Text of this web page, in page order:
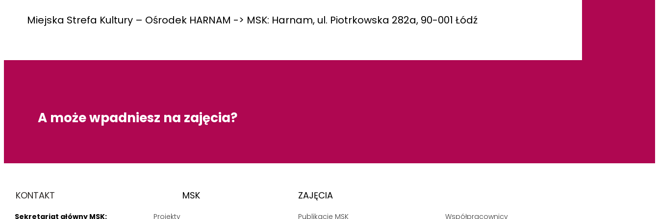
Miejska Strefa Kultury – Ośrodek HARNAM -> MSK: Harnam, ul. Piotrkowska 282a, 90-001 Łódź
A może wpadniesz na zajęcia?
KONTAKT MSK ZAJĘCIA
Sekretariat główny MSK: Projekty Publikacje MSK Współpracownicy